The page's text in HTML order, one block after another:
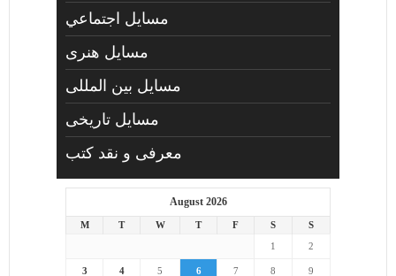
مسايل اجتماعي
مسايل هنری
مسایل بین المللی
مسایل تاریخی
معرفی و نقد کتب
August 2026
M T W T F S
S
1
2
3 4 5 6 7 8 9